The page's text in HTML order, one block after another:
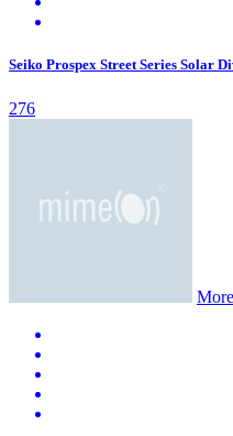
Seiko Prospex Street Series Solar
276
More